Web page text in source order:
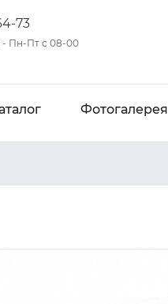
73
- Пн-Пт с 08-00
Фотогалерея